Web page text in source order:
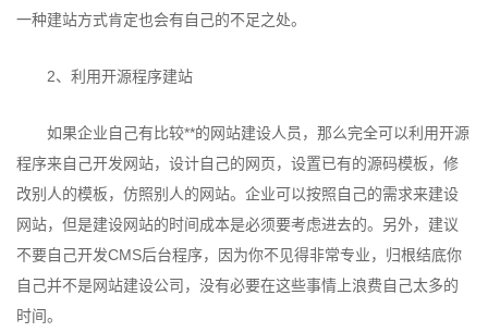
一种建站方式肯定也会有自己的不足之处。
2、利用开源程序建站
如果企业自己有比较**的网站建设人员，那么完全可以利用开源
程序来自己开发网站，设计自己的网页，设置已有的源码模板，修
改别人的模板，仿照别人的网站。企业可以按照自己的需求来建设
网站，但是建设网站的时间成本是必须要考虑进去的。另外，建议
不要自己开发CMS后台程序，因为你不见得非常专业，归根结底你
自己并不是网站建设公司，没有必要在这些事情上浪费自己太多的
时间。